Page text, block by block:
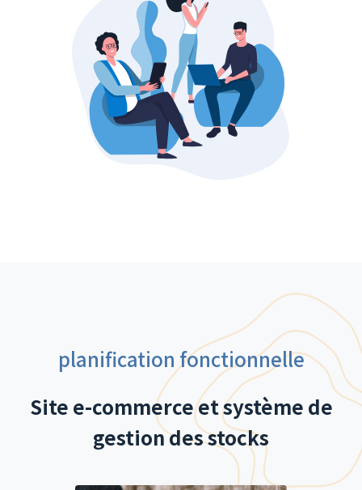
planification fonctionnelle
Site e-commerce et système de
gestion des stocks